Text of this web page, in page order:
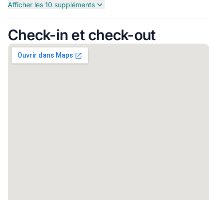
Afficher les 10 suppléments
Check-in et check-out